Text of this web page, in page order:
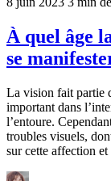
À quel âge
se
La vision fait partie
important dans
l’entoure.
troubles visuels,
sur cette affection